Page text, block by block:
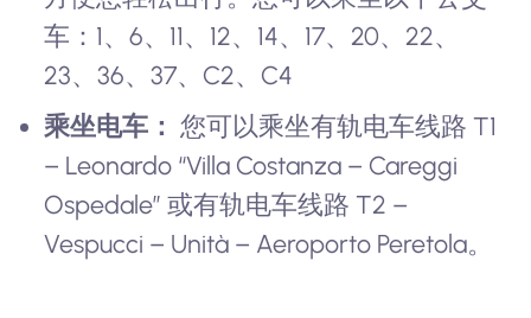
车：1、6、11、12、14、17、20、22、
23、36、37、C2、C4
乘坐电车： 您可以乘坐有轨电车线路 T1
– Leonardo “Villa Costanza – Careggi
Ospedale” 或有轨电车线路 T2 –
Vespucci – Unità – Aeroporto Peretola。